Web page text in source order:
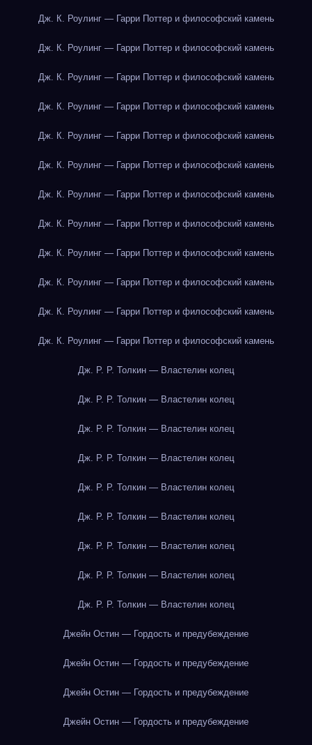
Дж. К. Роулинг — Гарри Поттер и философский камень
Дж. К. Роулинг — Гарри Поттер и философский камень
Дж. К. Роулинг — Гарри Поттер и философский камень
Дж. К. Роулинг — Гарри Поттер и философский камень
Дж. К. Роулинг — Гарри Поттер и философский камень
Дж. К. Роулинг — Гарри Поттер и философский камень
Дж. К. Роулинг — Гарри Поттер и философский камень
Дж. К. Роулинг — Гарри Поттер и философский камень
Дж. К. Роулинг — Гарри Поттер и философский камень
Дж. К. Роулинг — Гарри Поттер и философский камень
Дж. К. Роулинг — Гарри Поттер и философский камень
Дж. К. Роулинг — Гарри Поттер и философский камень
Дж. Р. Р. Толкин — Властелин колец
Дж. Р. Р. Толкин — Властелин колец
Дж. Р. Р. Толкин — Властелин колец
Дж. Р. Р. Толкин — Властелин колец
Дж. Р. Р. Толкин — Властелин колец
Дж. Р. Р. Толкин — Властелин колец
Дж. Р. Р. Толкин — Властелин колец
Дж. Р. Р. Толкин — Властелин колец
Дж. Р. Р. Толкин — Властелин колец
Джейн Остин — Гордость и предубеждение
Джейн Остин — Гордость и предубеждение
Джейн Остин — Гордость и предубеждение
Джейн Остин — Гордость и предубеждение